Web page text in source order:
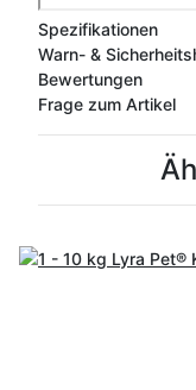
Spezifikationen
Warn- &
Bewertungen
Frage zum Artikel